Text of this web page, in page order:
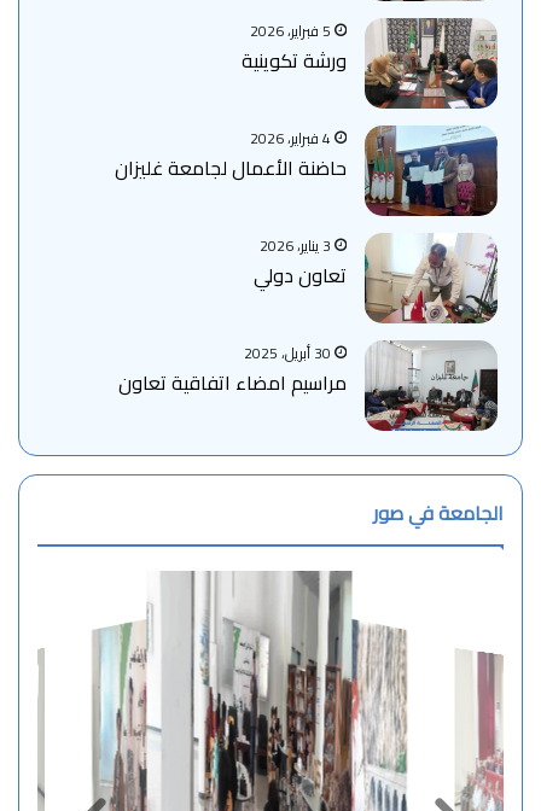
5 فبراير، 2026
ورشة تكوينية
4 فبراير، 2026
حاضنة الأعمال لجامعة غليزان
3 يناير، 2026
تعاون دولي
30 أبريل، 2025
مراسيم امضاء اتفاقية تعاون
الجامعة في صور